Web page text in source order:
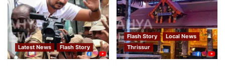
Latest News Flash Story
Flash Story
Local News
Thrissur